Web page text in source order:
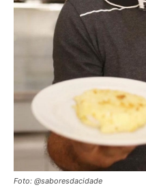
Foto: @saboresdacidade